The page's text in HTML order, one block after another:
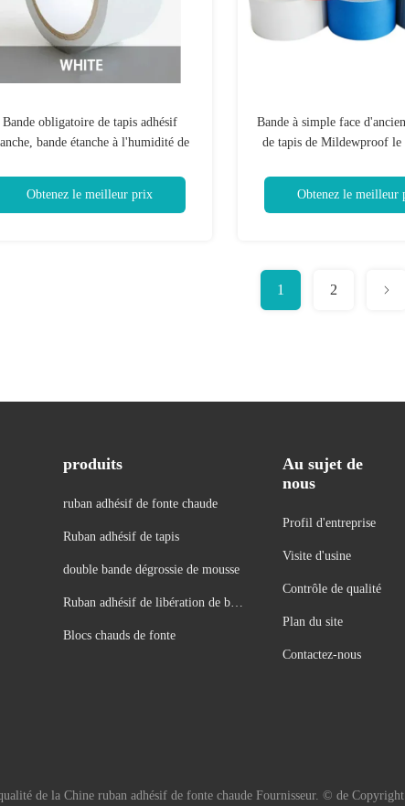
Bande obligatoire de tapis adhésif
bande étanche à l'humidité de
Obtenez le meilleur prix
Bande à simple face
de tapis de Mildewproof le
Obtenez le meilleur
1 2
produits
ruban adhésif de fonte chaude
Ruban adhésif de tapis
double bande dégrossie de mousse
Ruban adhésif de libération de bou
Blocs chauds de fonte
Au sujet de
nous
Profil d'entreprise
Visite d'usine
Contrôle de qualité
Plan du site
Contactez-nous
de la Chine ruban adhésif de fonte chaude Fournisseur. © de